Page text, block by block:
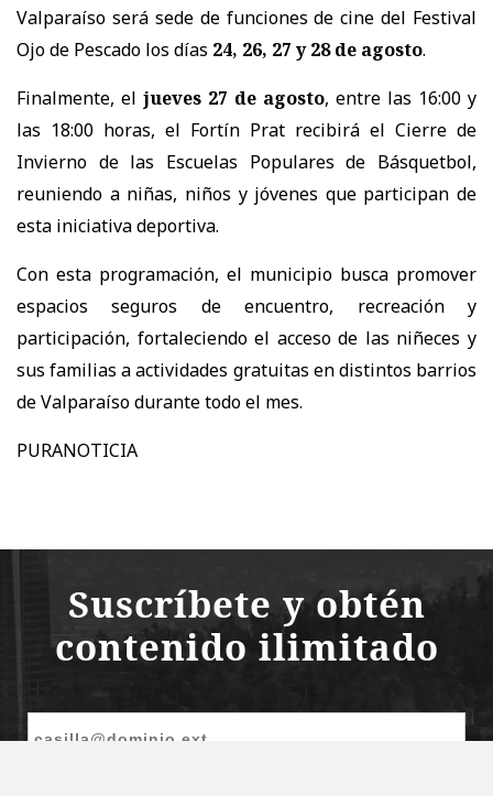
Valparaíso será sede de funciones de cine del Festival
Ojo de Pescado los días 24, 26, 27 y 28 de agosto.
Finalmente, el jueves 27 de agosto, entre las 16:00 y
las 18:00 horas, el Fortín Prat recibirá el Cierre de
Invierno de las Escuelas Populares de Básquetbol,
reuniendo a niñas, niños y jóvenes que participan de
esta iniciativa deportiva.
Con esta programación, el municipio busca promover
espacios seguros de encuentro, recreación y
participación, fortaleciendo el acceso de las niñeces y
sus familias a actividades gratuitas en distintos barrios
de Valparaíso durante todo el mes.
PURANOTICIA